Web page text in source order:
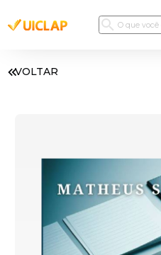
VOLTAR